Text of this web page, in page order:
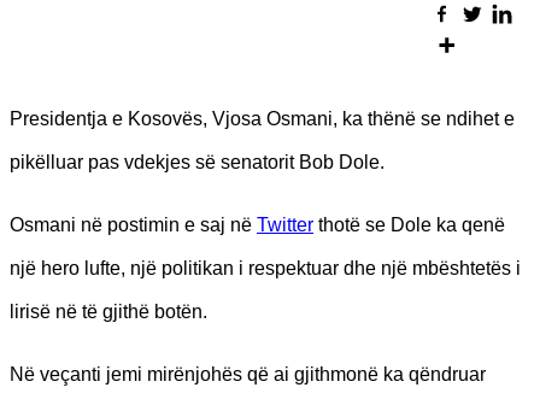
Presidentja e Kosovës, Vjosa Osmani, ka thënë se ndihet e
pikëlluar pas vdekjes së senatorit Bob Dole.
Osmani në postimin e saj në Twitter thotë se Dole ka qenë
një hero lufte, një politikan i respektuar dhe një mbështetës i
lirisë në të gjithë botën.
Në veçanti jemi mirënjohës që ai gjithmonë ka qëndruar